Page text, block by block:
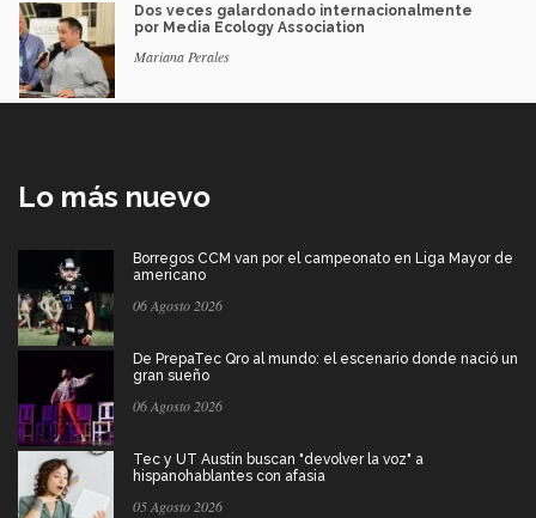
Dos veces galardonado internacionalmente
por Media Ecology Association
Mariana Perales
Lo más nuevo
Borregos CCM van por el campeonato en Liga Mayor de
americano
06 Agosto 2026
De PrepaTec Qro al mundo: el escenario donde nació un
gran sueño
06 Agosto 2026
Tec y UT Austin buscan "devolver la voz" a
hispanohablantes con afasia
05 Agosto 2026